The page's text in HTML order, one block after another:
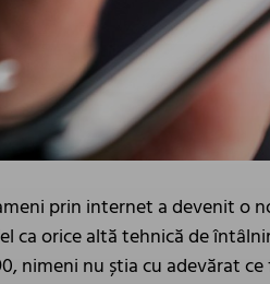
prin internet a devenit o
orice altă tehnică de
nu știa cu adevărat